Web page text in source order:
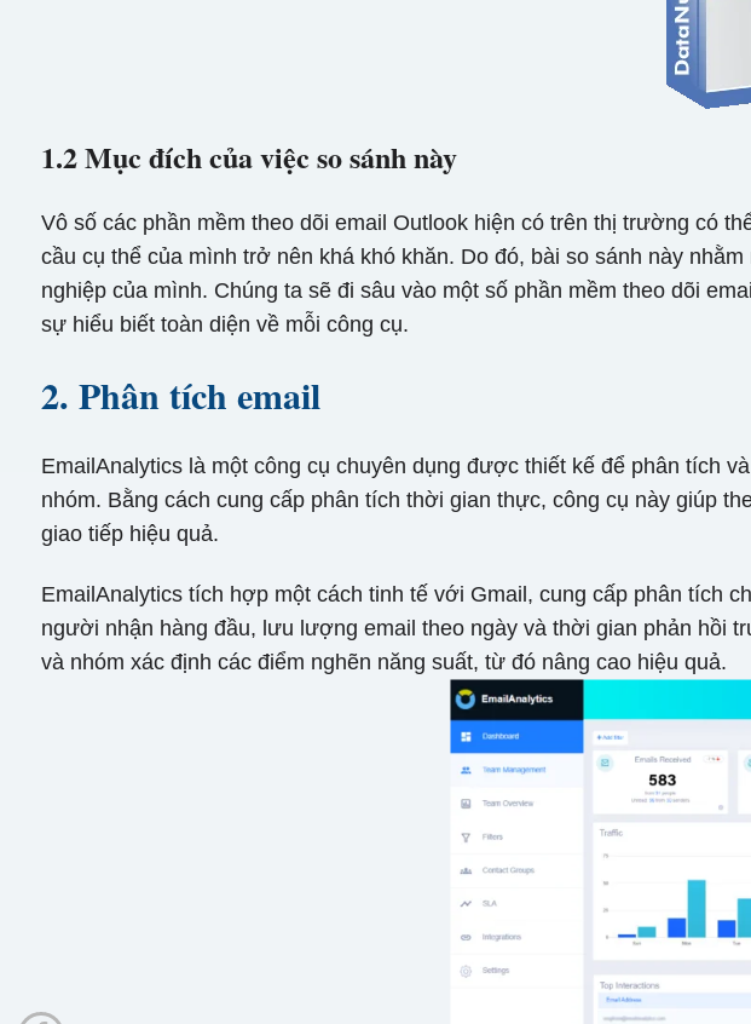
1.2 Mục đích của việc so sánh này
Vô số các phần mềm theo dõi email Outlook hiện có trên thị trường có
cầu cụ thể của mình trở nên khá khó khăn. Do đó, bài so sánh này
nghiệp của mình. Chúng ta sẽ đi sâu vào một số phần mềm theo dõi
sự hiểu biết toàn diện về mỗi công cụ.
2. Phân tích email
EmailAnalytics là một công cụ chuyên dụng được thiết kế để phân tích
nhóm. Bằng cách cung cấp phân tích thời gian thực, công cụ này giúp
giao tiếp hiệu quả.
EmailAnalytics tích hợp một cách tinh tế với Gmail, cung cấp phân tích
người nhận hàng đầu, lưu lượng email theo ngày và thời gian phản hồi
và nhóm xác định các điểm nghẽn năng suất, từ đó nâng cao hiệu quả.